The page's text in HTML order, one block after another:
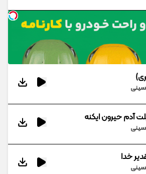
آدم حیرون ایکنه
خدا